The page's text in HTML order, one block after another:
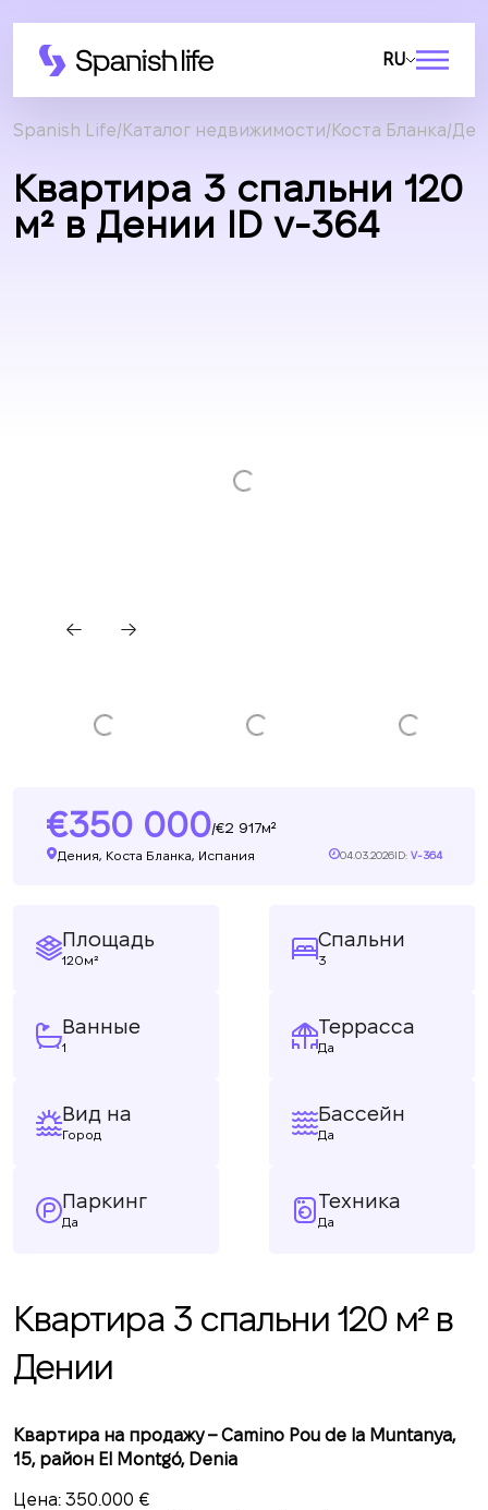
RU
Spanish Life Каталог недвижимости Коста Бланка
Квартира 3 спальни 120
м² в Дении ID v-364
350 000/ 2 917м²
Дения, Коста Бланка, Испания 04.03.2026ID: V-364
Площадь
120м²
Спальни
3
Ванные
1
Террасса
Да
Вид на
Город
Бассейн
Да
Паркинг
Да
Техника
Да
Квартира 3 спальни 120 м² в
Дении
Квартира на продажу – Camino Pou de la Muntanya,
15, район El Montgó, Denia
Цена: 350.000 €